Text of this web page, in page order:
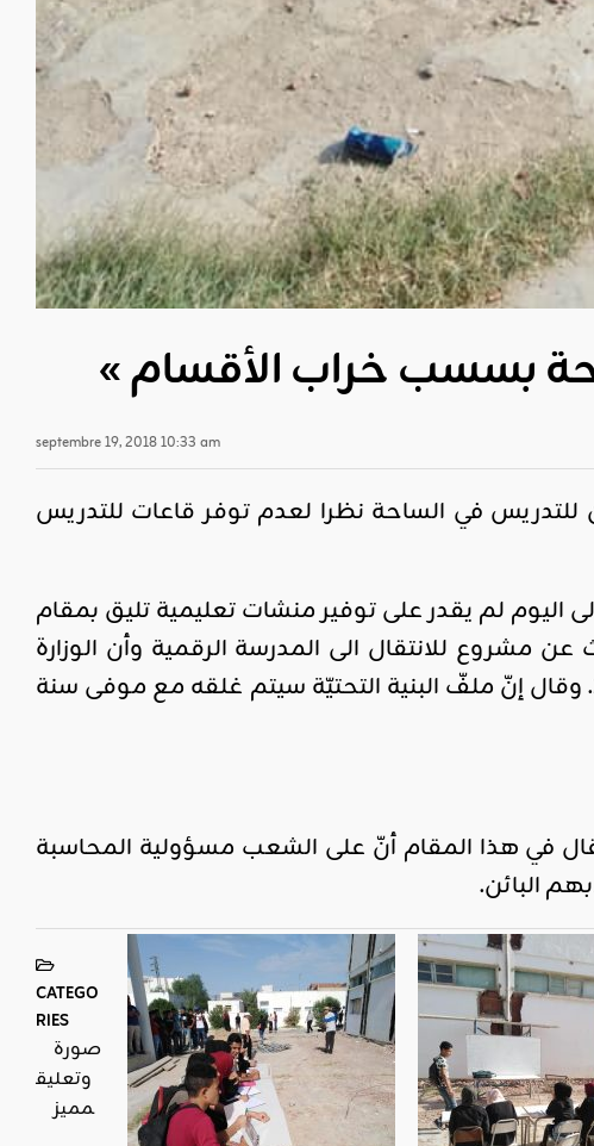
بسسب خراب الأقسام
septembre 19, 2018 10:33 am
للتدريس في الساحة نظرا لعدم توفر قاعات للتدريس
التربية إلى اليوم لم يقدر على توفير منشات تعليمية تليق بمقام
مشروع للانتقال الى المدرسة الرقمية وأن الوزارة
رصدت 400 مليون دينار تكلفة للمشروع الذي سيتواصل حتى 2020. وقال إنّ ملفّ البنية التحتيّة سيتم غلقه مع موفى سنة
في هذا المقام أنّ على الشعب مسؤولية المحاسبة
البائن.
CATEGO
RIES
صورة
وتعليق
مميز